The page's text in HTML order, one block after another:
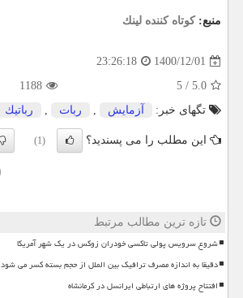
منبع:كوتاه كننده لینك
1400/12/01
23:26:18
5.0
/
5
1188
تگهای خبر:
آزمایش , ربات , رباتیك
این مطلب را می پسندید؟ (1)
تازه ترین مطالب مرتبط
شروع سرویس پولی تاکسی خودران زوکس در یک شهر آمریکا
دقیقا به اندازه مصرف ترافیک بین الملل از حجم بسته کسر می شود
افتتاح پروژه های ارتباطی ایرانسل در کرمانشاه